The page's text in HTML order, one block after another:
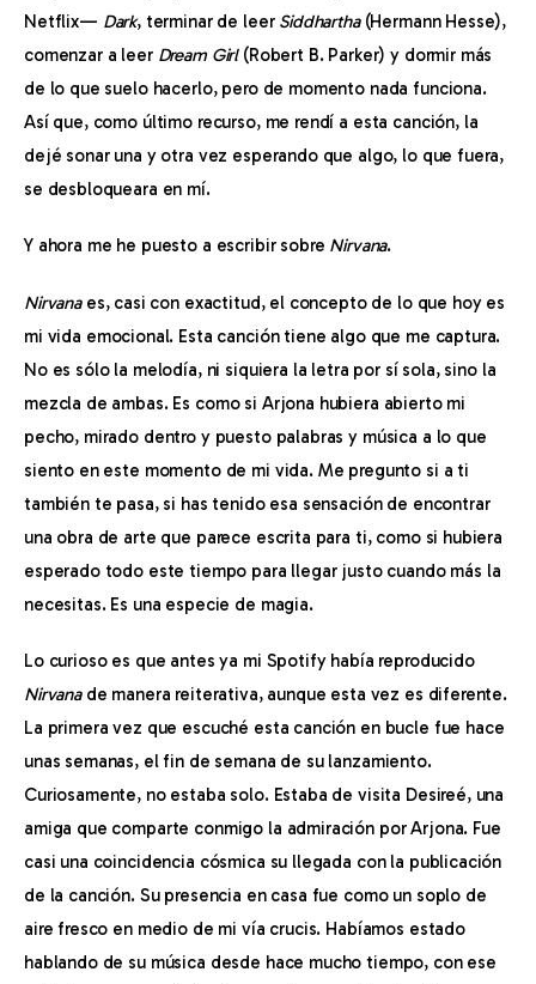
Netflix— Dark, terminar de leer Siddhartha (Hermann Hesse),
comenzar a leer Dream Girl (Robert B. Parker) y dormir más
de lo que suelo hacerlo, pero de momento nada funciona.
Así que, como último recurso, me rendí a esta canción, la
dejé sonar una y otra vez esperando que algo, lo que fuera,
se desbloqueara en mí.
Y ahora me he puesto a escribir sobre Nirvana.
Nirvana es, casi con exactitud, el concepto de lo que hoy es
mi vida emocional. Esta canción tiene algo que me captura.
No es sólo la melodía, ni siquiera la letra por sí sola, sino la
mezcla de ambas. Es como si Arjona hubiera abierto mi
pecho, mirado dentro y puesto palabras y música a lo que
siento en este momento de mi vida. Me pregunto si a ti
también te pasa, si has tenido esa sensación de encontrar
una obra de arte que parece escrita para ti, como si hubiera
esperado todo este tiempo para llegar justo cuando más la
necesitas. Es una especie de magia.
Lo curioso es que antes ya mi Spotify había reproducido
Nirvana de manera reiterativa, aunque esta vez es diferente.
La primera vez que escuché esta canción en bucle fue hace
unas semanas, el fin de semana de su lanzamiento.
Curiosamente, no estaba solo. Estaba de visita Desireé, una
amiga que comparte conmigo la admiración por Arjona. Fue
casi una coincidencia cósmica su llegada con la publicación
de la canción. Su presencia en casa fue como un soplo de
aire fresco en medio de mi vía crucis. Habíamos estado
hablando de su música desde hace mucho tiempo, con ese